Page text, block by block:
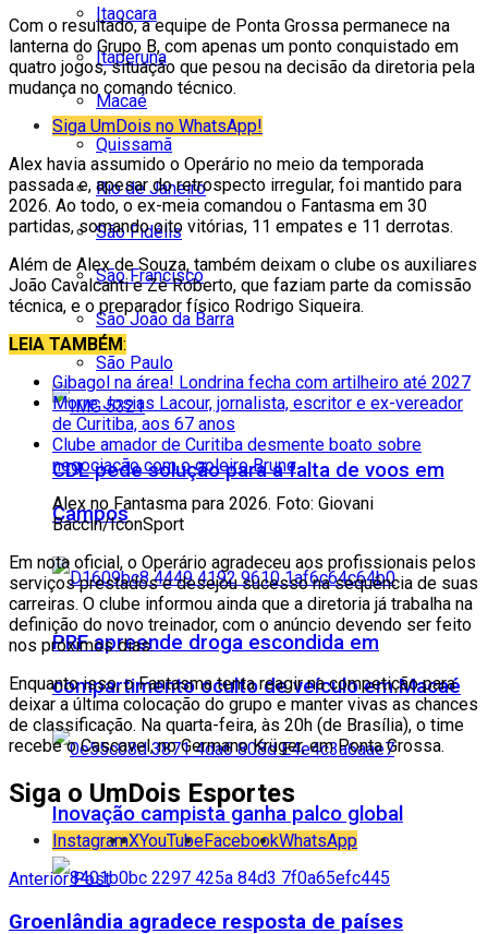
Itaocara
Itaperuna
Macaé
Quissamã
Rio de Janeiro
São Fidélis
São Francisco
São João da Barra
São Paulo
CDL pede solução para a falta de voos em
Campos
PRF apreende droga escondida em
compartimento oculto de veículo em Macaé
Inovação campista ganha palco global
Com o resultado, a equipe de Ponta Grossa permanece na
lanterna do Grupo B, com apenas um ponto conquistado em
quatro jogos, situação que pesou na decisão da diretoria pela
mudança no comando técnico.
Siga UmDois no WhatsApp!
Alex havia assumido o Operário no meio da temporada
passada e, apesar do retrospecto irregular, foi mantido para
2026. Ao todo, o ex-meia comandou o Fantasma em 30
partidas, somando oito vitórias, 11 empates e 11 derrotas.
Além de Alex de Souza, também deixam o clube os auxiliares
João Cavalcanti e Zé Roberto, que faziam parte da comissão
técnica, e o preparador físico Rodrigo Siqueira.
LEIA TAMBÉM:
Gibagol na área! Londrina fecha com artilheiro até 2027
Morre Josias Lacour, jornalista, escritor e ex-vereador
de Curitiba, aos 67 anos
Clube amador de Curitiba desmente boato sobre
negociação com o goleiro Bruno
Alex no Fantasma para 2026. Foto: Giovani
Baccin/IconSport
Em nota oficial, o Operário agradeceu aos profissionais pelos
serviços prestados e desejou sucesso na sequência de suas
carreiras. O clube informou ainda que a diretoria já trabalha na
definição do novo treinador, com o anúncio devendo ser feito
nos próximos dias.
Enquanto isso, o Fantasma tenta reagir na competição para
deixar a última colocação do grupo e manter vivas as chances
de classificação. Na quarta-feira, às 20h (de Brasília), o time
recebe o Cascavel, no Germano Krüger, em Ponta Grossa.
Siga o UmDois Esportes
InstagramXYouTubeFacebookWhatsApp
Anterior Post
Groenlândia agradece resposta de países